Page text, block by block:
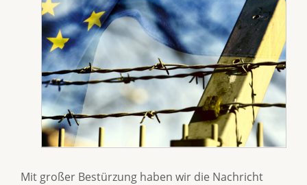
Mit großer Bestürzung haben wir die Nachricht